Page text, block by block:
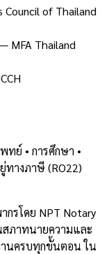
Council of Thailand
— MFA Thailand
ทย์ • การศึกษา •
างภาษี (RO22)
รโดย NPT Notary
ภาทนายความและ
นครบทุกขั้นตอน ใน